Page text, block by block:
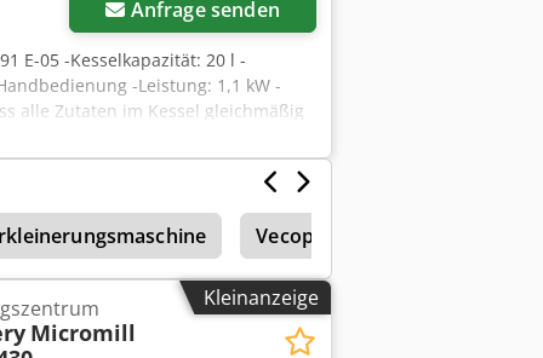
Anfrage senden
E-05 -Kesselkapazität: 20 l -
-Leistung: 1,1 kW -
alle Zutaten im Kessel gleichmäßig
Überlastschutz/Reset-
20-Liter-Edelstahlkessel mit Hebel-
Stoppfunktion
Vecoplan
Kleinanzeige
Micromill